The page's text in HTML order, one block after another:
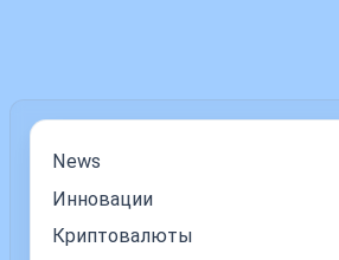
News
Инновации
Криптовалюты